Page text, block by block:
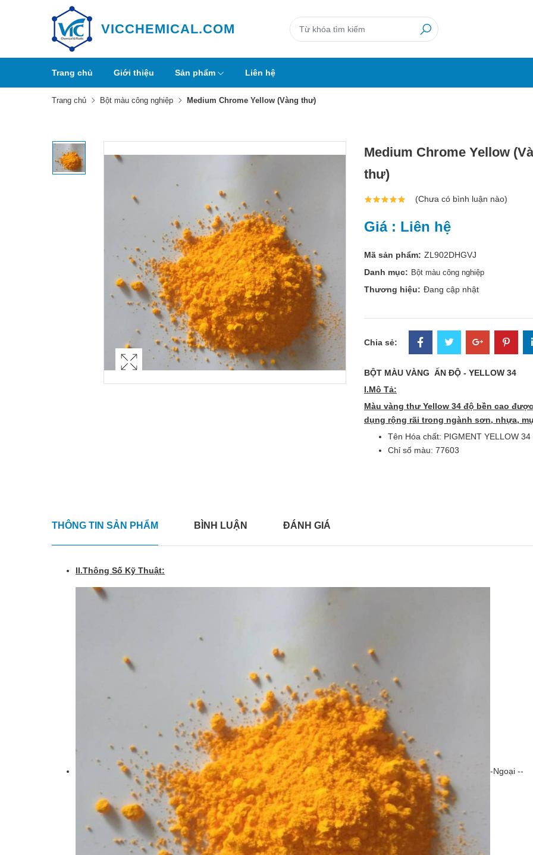
VICCHEMICAL.COM
Trang chủ Giới thiệu Sản phẩm Liên hệ
Trang chủ Bột màu công nghiệp Medium Chrome Yellow (Vàng thư)
Medium Chrome Yellow
thư)
(Chưa có bình luận nào)
Giá : Liên hệ
Mã sản phẩm: ZL902DHGVJ
Danh mục: Bột màu công nghiệp
Thương hiệu: Đang cập nhật
Chia sẻ:
BỘT MÀU VÀNG ẤN ĐỘ - YELLOW 34
I.Mô Tả:
Màu vàng thư Yellow 34 độ bền cao
dụng rộng rãi trong ngành sơn, nhựa,
Tên Hóa chất: PIGMENT YELLOW 34
Chỉ số màu: 77603
THÔNG TIN SẢN PHẨM BÌNH LUẬN ĐÁNH GIÁ
II.Thông Số Kỹ Thuật:
-Ngoại --